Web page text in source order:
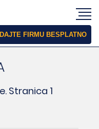
FIRMU BESPLATNO
Stranica 1